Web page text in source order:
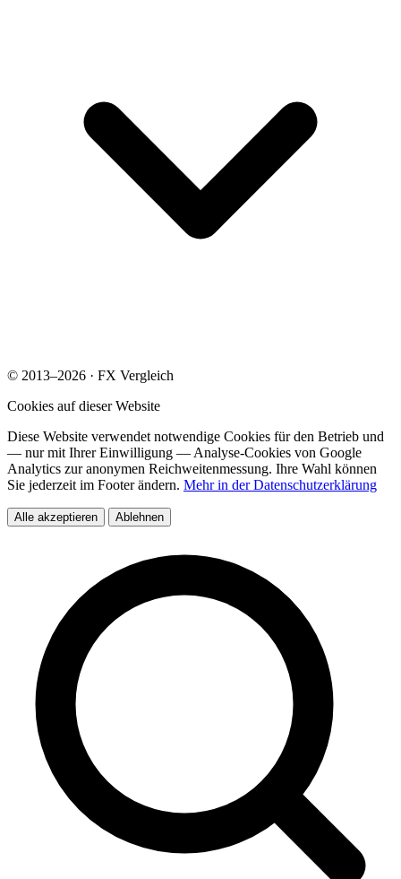
© 2013–2026 · FX Vergleich
Cookies auf dieser Website
Diese Website verwendet notwendige Cookies für den Betrieb und
— nur mit Ihrer Einwilligung — Analyse-Cookies von Google
Analytics zur anonymen Reichweitenmessung. Ihre Wahl können
Sie jederzeit im Footer ändern. Mehr in der Datenschutzerklärung
Alle akzeptieren Ablehnen